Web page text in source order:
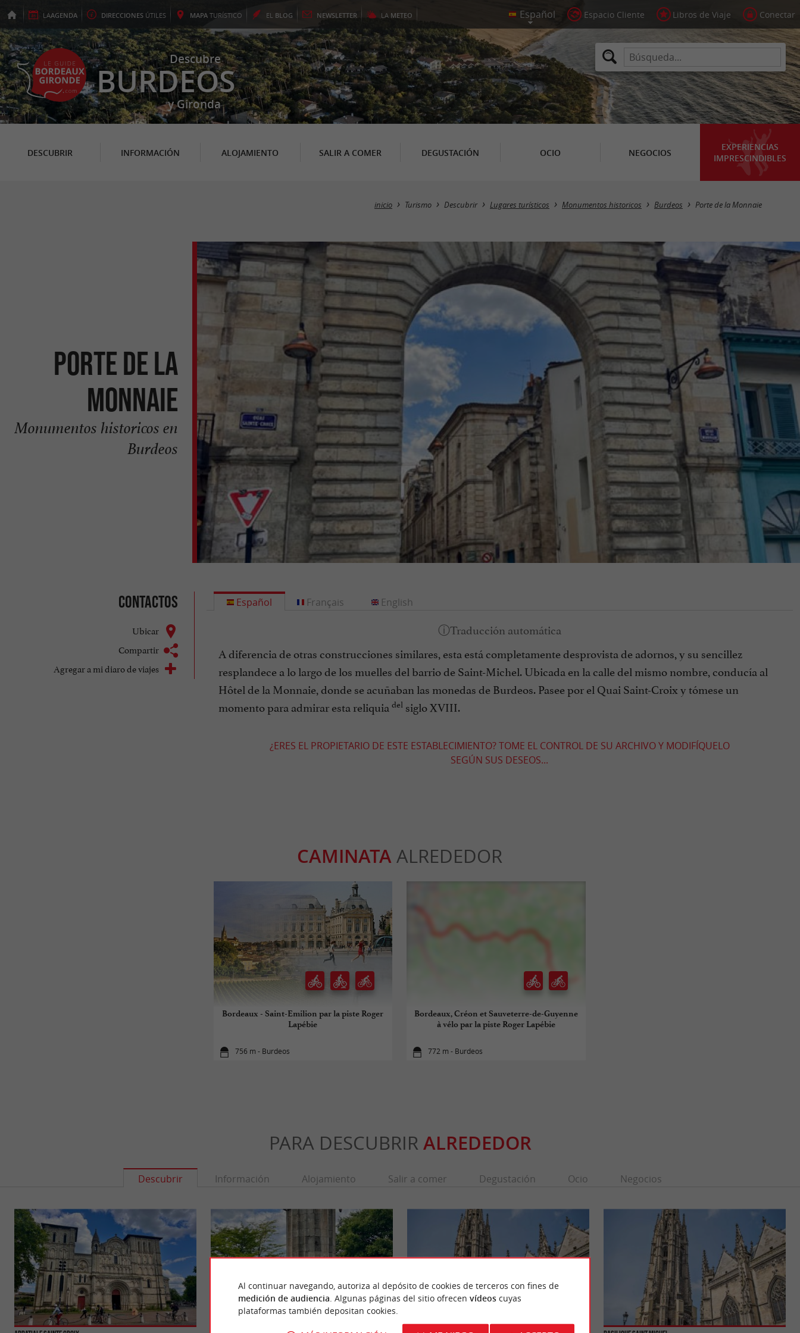
LAAGENDA DIRECCIONES ÚTILES MAPA TURÍSTICO EL BLOG NEWSLETTER LA METEO Espacio Cliente Libros de Viaje Conectar
Descubre
BURDEOS
y Gironda
DESCUBRIR INFORMACIÓN ALOJAMIENTO SALIR A COMER DEGUSTACIÓN OCIO NEGOCIOS
EXPERIENCIAS
IMPRESCINDIBLES
inicio Turismo Descubrir Lugares turísticos Monumentos historicos Burdeos Porte de la Monnaie
Porte de la
Monnaie
Monumentos historicos en
Burdeos
Contactos
Ubicar
Compartir
Agregar a mi diaro de viajes
Español
A diferencia de otras construcciones similares, esta está completamente desprovista de adornos, y su sencillez
resplandece a lo largo de los muelles del barrio de Saint-Michel. Ubicada en la calle del mismo nombre, conducía al
Hôtel de la Monnaie, donde se acuñaban las monedas de Burdeos. Pasee por el Quai Saint-Croix y tómese un
momento para admirar esta reliquia delsiglo XVIII.
¿ERES EL PROPIETARIO DE ESTE ESTABLECIMIENTO? TOME EL CONTROL DE SU ARCHIVO Y MODIFÍQUELO
SEGÚN SUS DESEOS...
Français English
CAMINATAALREDEDOR
Bordeaux - Saint-Emilion par la piste Roger
Lapébie
756 m - Burdeos
Bordeaux, Créon et Sauveterre-de-Guyenne
à vélo par la piste Roger Lapébie
772 m - Burdeos
PARA DESCUBRIR ALREDEDOR
Descubrir Información Alojamiento Salir a comer Degustación Ocio Negocios
Al continuar navegando, autoriza al depósito de cookies de terceros con fines de
medición de audiencia . Algunas páginas del sitio ofrecen vídeoscuyas
plataformas también depositan cookies.